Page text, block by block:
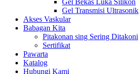
Gel Bekas Luka Silikon
Gel Transmisi Ultrasonik
Akses Vaskular
Babagan Kita
Pitakonan sing Sering Ditakoni
Sertifikat
Pawarta
Katalog
Hubungi Kami